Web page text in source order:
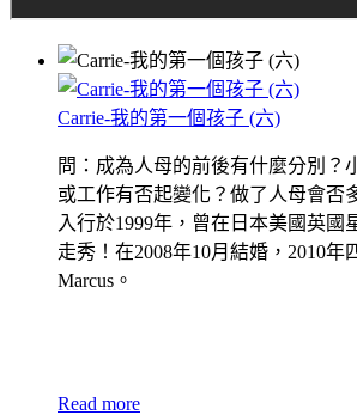
Carrie-我的第一個孩子 (六)
問：成為人母的前後有什麼分別？
或工作有否起變化？做了人母會否
入行於1999年，曾在日本美國英國
走秀！在2008年10月結婚，2010年
Marcus。
Read more